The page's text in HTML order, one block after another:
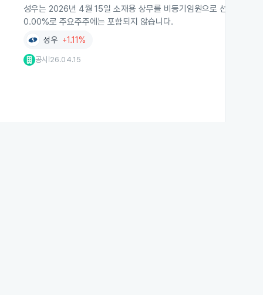
성우는 2026년 4월 15일 소재용 상무를 비등기임원으로 선임하고,
0.00%로 주요주주에는 포함되지 않습니다.
성우 +1.11%
공시 26.04.15